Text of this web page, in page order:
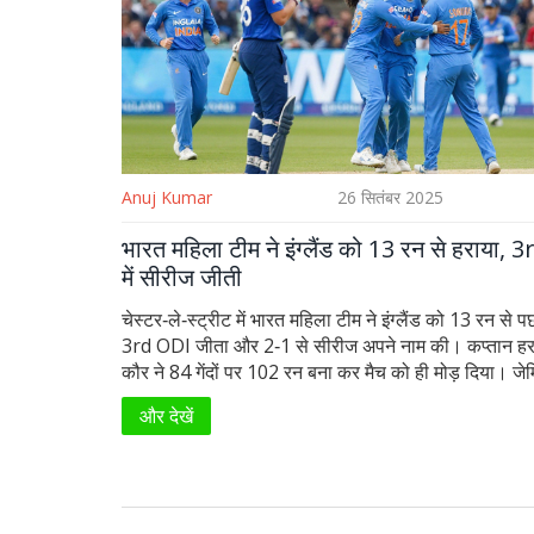
Anuj Kumar 26 सितंबर 2025
भारत महिला टीम ने इंग्लैंड को 13 रन से हराया,
में सीरीज जीती
चेस्टर‑ले‑स्ट्रीट में भारत महिला टीम ने इंग्लैंड को 13 रन से
3rd ODI जीता और 2‑1 से सीरीज अपने नाम की। कप्तान
कौर ने 84 गेंदों पर 102 रन बना कर मैच को ही मोड़ दिया।
रोड्रिगेज़ की तेज़ 50 ने भी रनों की पकी नींव रखी। इंग्लैंड की
68 रन बनाए पर टीम विजयी नहीं हो पाई। यह जीत भारतीय टीम
और देखें